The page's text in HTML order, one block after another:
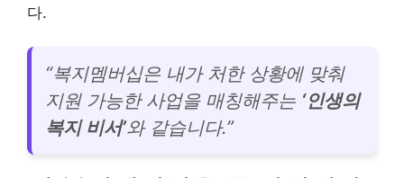
다.
“복지멤버십은 내가 처한 상황에 맞춰
지원 가능한 사업을 매칭해주는 ‘인생의
복지 비서’와 같습니다.”